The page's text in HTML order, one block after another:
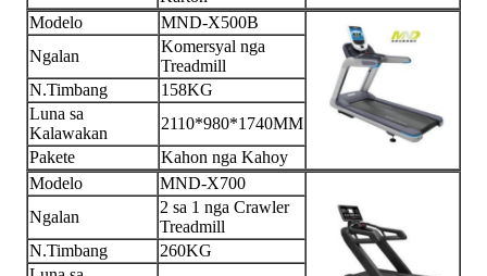
Modelo
MND-X500B
Ngalan
Komersyal nga
Treadmill
N.Timbang
158KG
Luna sa
Kalawakan
2110*980*1740MM
Pakete
Kahon nga Kahoy
Modelo
MND-X700
Ngalan
2 sa 1 nga Crawler
Treadmill
N.Timbang
260KG